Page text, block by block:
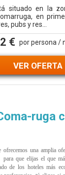
situado en la
en
pubs y res...
€ por persona /
VER OFERTA
ruga
ofrecemos una amplia
para que elijas el que
de los hoteles más